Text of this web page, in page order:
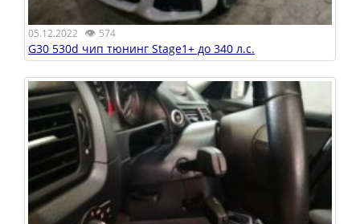
05.12.2022 👁 574
G30 530d чип тюнинг Stage1+ до 340 л.с.